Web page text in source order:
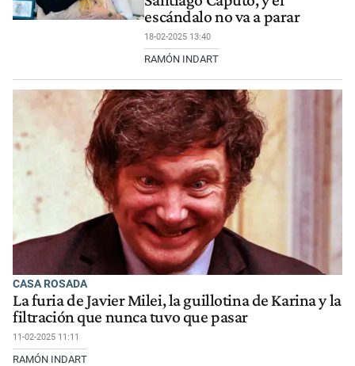
escándalo no va a parar
18-02-2025 13:40
RAMÓN INDART
CASA ROSADA
La furia de Javier Milei, la guillotina de Karina y la
filtración que nunca tuvo que pasar
11-02-2025 11:11
RAMÓN INDART